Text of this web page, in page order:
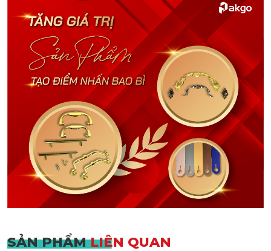
SẢN PHẨMLIÊN QUAN